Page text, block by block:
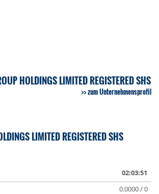
HOLDINGS LIMITED REGISTERED SHS
zum Unternehmensprofil
LIMITED REGISTERED SHS
02:03:51
0.0000 / 0